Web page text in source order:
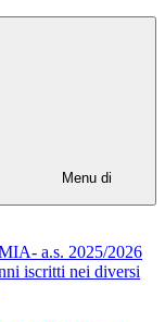
Menu di
a.s. 2025/2026
iscritti nei diversi